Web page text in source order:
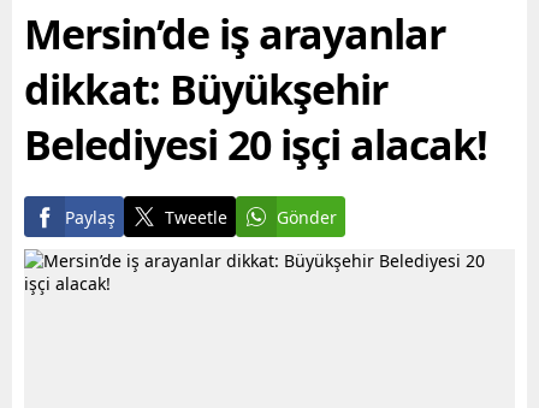
Mersin’de iş arayanlar
dikkat: Büyükşehir
Belediyesi 20 işçi alacak!
Paylaş Tweetle Gönder